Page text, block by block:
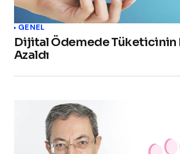
GENEL
Dijital Ödemede Tüketicinin
Azaldı